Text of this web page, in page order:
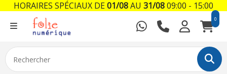
0
HORAIRES SPÉCIAUX DE01/08AU 31/0809:00 - 15:00